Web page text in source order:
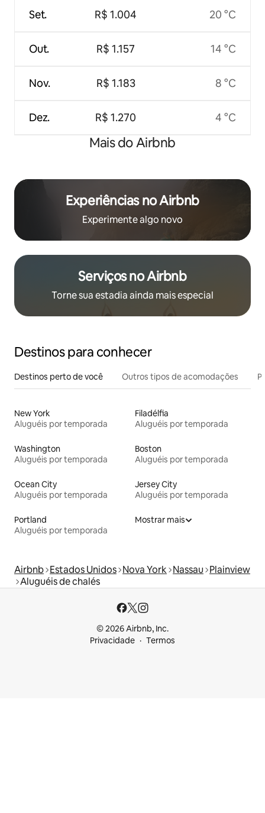
Set.
Out.
Nov.
Dez.
R$ 1.004
R$ 1.157
R$ 1.183
R$ 1.270
20 °C
14 °C
8 °C
4 °C
Mais do Airbnb
Experiências no Airbnb
Experimente algo novo
Serviços no Airbnb
Torne sua estadia ainda mais especial
Destinos para conhecer
Destinos perto de você Outros tipos de acomodações
New York
Aluguéis por temporada
Filadélfia
Aluguéis por temporada
Washington
Aluguéis por temporada
Boston
Aluguéis por temporada
Ocean City
Aluguéis por temporada
Jersey City
Aluguéis por temporada
Portland
Aluguéis por temporada
Mostrar mais
Airbnb Estados Unidos Nova York Nassau Plainview
Aluguéis de chalés
© 2026 Airbnb, Inc.
Privacidade
Termos